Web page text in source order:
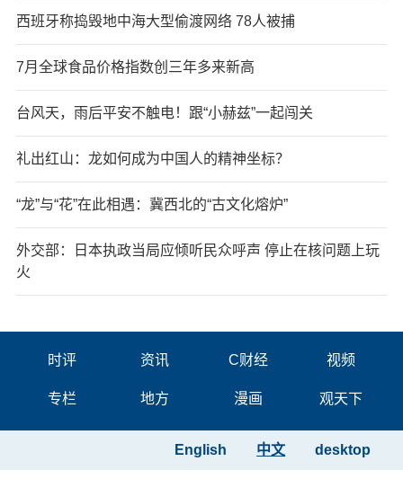
西班牙称捣毁地中海大型偷渡网络 78人被捕
7月全球食品价格指数创三年多来新高
台风天，雨后平安不触电！跟“小赫兹”一起闯关
礼出红山：龙如何成为中国人的精神坐标？
“龙”与“花”在此相遇：冀西北的“古文化熔炉”
外交部：日本执政当局应倾听民众呼声 停止在核问题上玩
火
时评 资讯 C财经 视频
专栏 地方 漫画 观天下
desktop
中文
English